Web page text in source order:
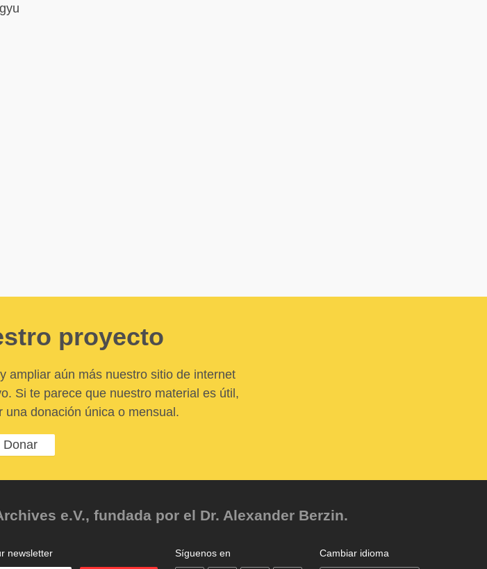
proyecto
ampliar aún más nuestro sitio de internet
Si te parece que nuestro material es útil,
una donación única o mensual.
Donar
e.V., fundada por el Dr. Alexander Berzin.
Cambiar idioma
Síguenos en
newsletter